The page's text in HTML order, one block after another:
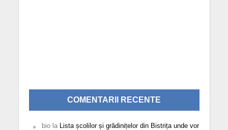
COMENTARII RECENTE
biola
Lista școlilor și grădinițelor din Bistrița unde vor